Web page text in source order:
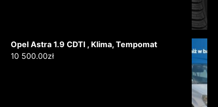
Opel Astra 1.9 CDTI , Klima, Tempomat
10 500.00zł